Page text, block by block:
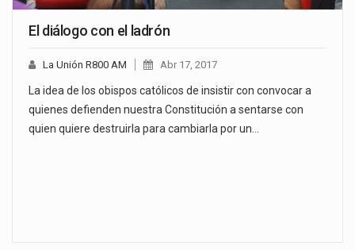
El diálogo con el ladrón
La Unión R800 AM Abr 17, 2017
La idea de los obispos católicos de insistir con convocar a
quienes defienden nuestra Constitución a sentarse con
quien quiere destruirla para cambiarla por un…